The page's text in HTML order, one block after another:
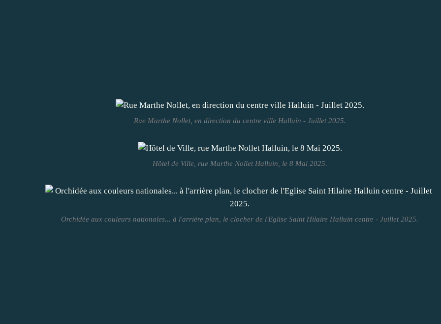
Rue Marthe Nollet, en direction du centre ville Halluin - Juillet 2025.
Hôtel de Ville, rue Marthe Nollet Halluin, le 8 Mai 2025.
Orchidée aux couleurs nationales... à l'arrière plan, le clocher de l'Eglise Saint Hilaire Halluin centre - Juillet 2025.